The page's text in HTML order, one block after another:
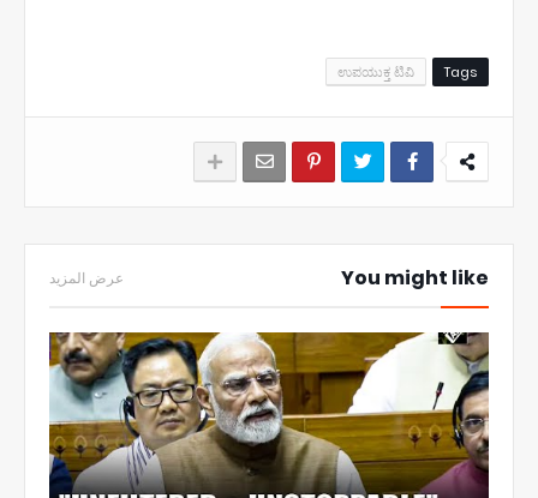
Tags
ಉಪಯುಕ್ತ ಟಿವಿ
You might like عرض المزيد